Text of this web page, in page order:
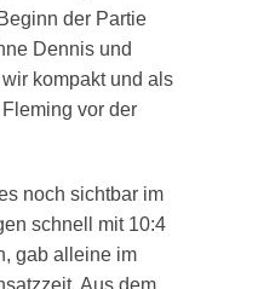
der Partie
Dennis und
kompakt und als
vor der
noch sichtbar im
schnell mit 10:4
gab alleine im
Aus dem